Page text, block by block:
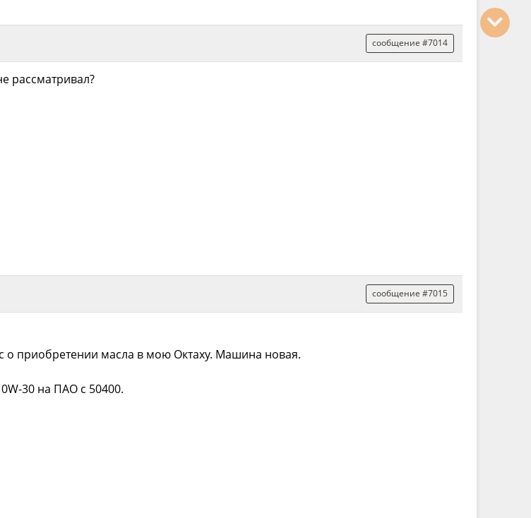
сообщение #7014
рассматривал?
сообщение #7015
о приобретении масла в мою Октаху. Машина новая.
30 на ПАО с 50400.